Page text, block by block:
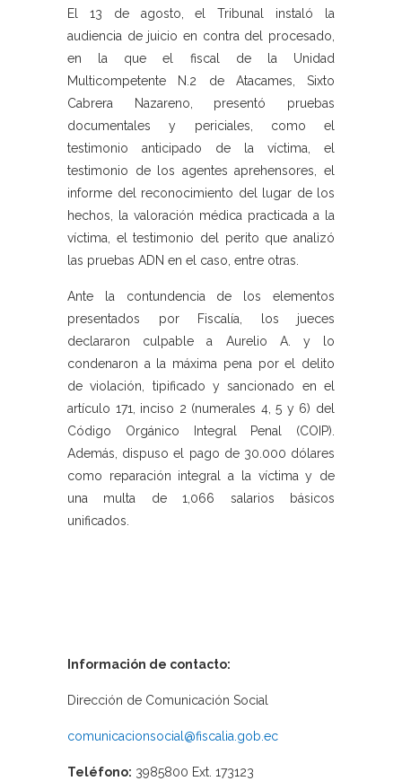
El 13 de agosto, el Tribunal instaló la
audiencia de juicio en contra del procesado,
en la que el fiscal de la Unidad
Multicompetente N.2 de Atacames, Sixto
Cabrera Nazareno, presentó pruebas
documentales y periciales, como el
testimonio anticipado de la víctima, el
testimonio de los agentes aprehensores, el
informe del reconocimiento del lugar de los
hechos, la valoración médica practicada a la
víctima, el testimonio del perito que analizó
las pruebas ADN en el caso, entre otras.
Ante la contundencia de los elementos
presentados por Fiscalía, los jueces
declararon culpable a Aurelio A. y lo
condenaron a la máxima pena por el delito
de violación, tipificado y sancionado en el
artículo 171, inciso 2 (numerales 4, 5 y 6) del
Código Orgánico Integral Penal (COIP).
Además, dispuso el pago de 30.000 dólares
como reparación integral a la víctima y de
una multa de 1,066 salarios básicos
unificados.
Información de contacto:
Dirección de Comunicación Social
comunicacionsocial@fiscalia.gob.ec
Teléfono: 3985800 Ext. 173123